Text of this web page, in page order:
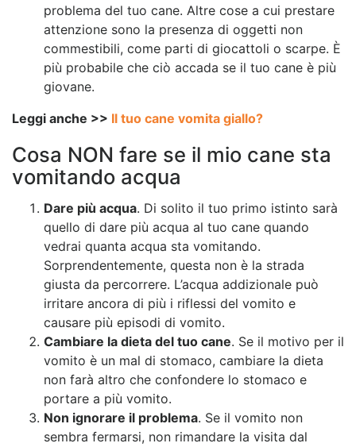
problema del tuo cane. Altre cose a cui prestare
attenzione sono la presenza di oggetti non
commestibili, come parti di giocattoli o scarpe. È
più probabile che ciò accada se il tuo cane è più
giovane.
Leggi anche >> Il tuo cane vomita giallo?
Cosa NON fare se il mio cane sta
vomitando acqua
Dare più acqua. Di solito il tuo primo istinto sarà
quello di dare più acqua al tuo cane quando
vedrai quanta acqua sta vomitando.
Sorprendentemente, questa non è la strada
giusta da percorrere. L’acqua addizionale può
irritare ancora di più i riflessi del vomito e
causare più episodi di vomito.
Cambiare la dieta del tuo cane. Se il motivo per il
vomito è un mal di stomaco, cambiare la dieta
non farà altro che confondere lo stomaco e
portare a più vomito.
Non ignorare il problema. Se il vomito non
sembra fermarsi, non rimandare la visita dal